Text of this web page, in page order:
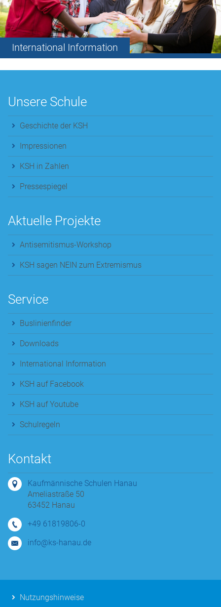
International Information
Unsere Schule
Geschichte der KSH
Impressionen
KSH in Zahlen
Pressespiegel
Aktuelle Projekte
Antisemitismus-Workshop
KSH sagen NEIN zum Extremismus
Service
Buslinienfinder
Downloads
International Information
KSH auf Facebook
KSH auf Youtube
Schulregeln
Kontakt
Kaufmännische Schulen Hanau
Ameliastraße 50
63452 Hanau
+49 61819806-0
info@ks-hanau.de
Nutzungshinweise